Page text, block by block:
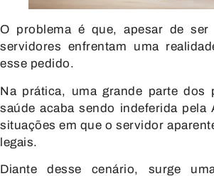
O problema é que, apesar de
servidores enfrentam uma
esse pedido.
Na prática, uma grande parte
saúde acaba sendo indeferida pela
situações em que o servidor
legais.
Diante desse cenário, surge